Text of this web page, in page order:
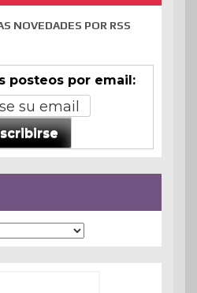
NOVEDADES POR RSS
posteos por email: